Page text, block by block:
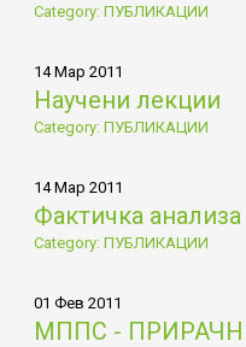
Category: ПУБЛИКАЦИИ
14 Мар 2011
Научени лекции
Category: ПУБЛИКАЦИИ
14 Мар 2011
Фактичка анализа
Category: ПУБЛИКАЦИИ
01 Фев 2011
МППС -